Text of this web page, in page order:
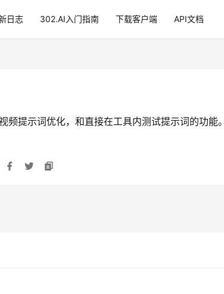
日志 302.AI入门指南 下载客户端 API文档
频提示词优化，和直接在工具内测试提示词的功能